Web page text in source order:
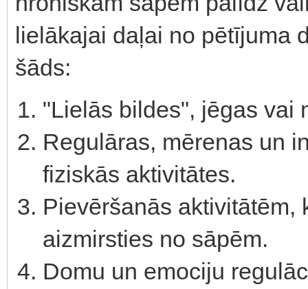
lielākajai daļai no pētījuma
šāds:
"Lielās bildes", jēgas vai
Regulāras, mērenas un
fiziskās aktivitātes.
Pievēršanās aktivitātēm,
aizmirsties no sāpēm.
Domu un emociju